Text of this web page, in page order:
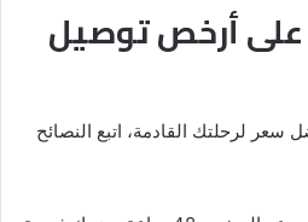
أرخص توصيل
لرحلتك القادمة، اتبع النصائح